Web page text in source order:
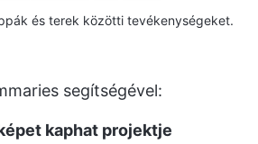
és terek közötti tevékenységeket.
segítségével:
kaphat projektje